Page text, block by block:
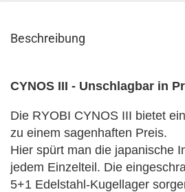
Beschreibung
CYNOS III - Unschlagbar in
Die RYOBI CYNOS III bietet
zu einem sagenhaften Preis.
Hier spürt man die japanische
jedem Einzelteil. Die
5+1 Edelstahl-Kugellager